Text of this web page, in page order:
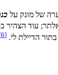
של מונק על
הדיילת לי. [6]